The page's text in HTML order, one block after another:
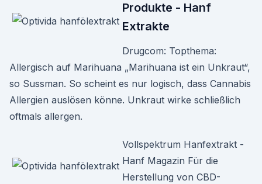
Produkte - Hanf
Extrakte
Drugcom: Topthema:
Allergisch auf Marihuana „Marihuana ist ein Unkraut“,
so Sussman. So scheint es nur logisch, dass Cannabis
Allergien auslösen könne. Unkraut wirke schließlich
oftmals allergen.
Vollspektrum Hanfextrakt -
Hanf Magazin Für die
Herstellung von CBD-